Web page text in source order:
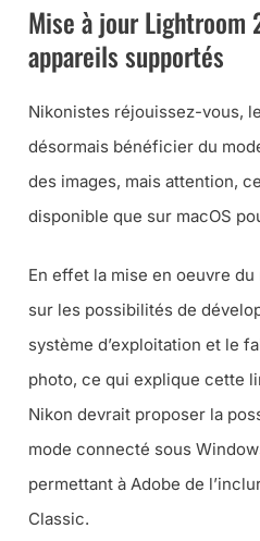
Mise à jour Lightroom
appareils supportés
Nikonistes réjouissez-vous, le
désormais bénéficier du
des images, mais attention,
disponible que sur macOS
En effet la mise en oeuvre
sur les possibilités de
système d’exploitation et le
photo, ce qui explique cette
Nikon devrait proposer la
mode connecté sous
permettant à Adobe de
Classic.